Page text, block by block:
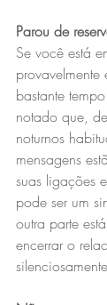
Parou de
Se você está
bastante
notado que,
noturnos
mensagens
suas ligações
pode ser um
outra parte
encerrar o